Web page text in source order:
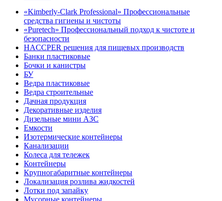
«Kimberly-Clark Professional» Профессиональные
средства гигиены и чистоты
«Puretech» Профессиональный подход к чистоте и
безопасности
HACCPER решения для пищевых производств
Банки пластиковые
Бочки и канистры
БУ
Ведра пластиковые
Ведра строительные
Дачная продукция
Декоративные изделия
Дизельные мини АЗС
Емкости
Изотермические контейнеры
Канализации
Колеса для тележек
Контейнеры
Крупногабаритные контейнеры
Локализация розлива жидкостей
Лотки под запайку